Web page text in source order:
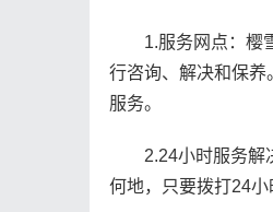
1.服务网点：樱雪
行咨询、解决和保养
服务。
2.24小时服务解决
何地，只要拨打24